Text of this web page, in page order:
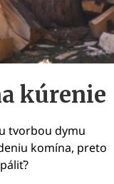
kúrenie
tvorbou dymu
komína, preto